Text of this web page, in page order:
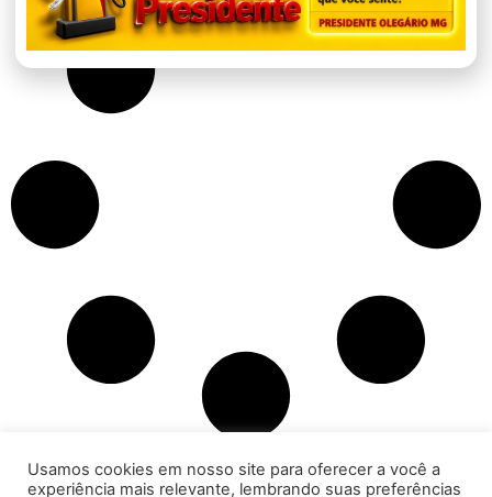
Usamos cookies em nosso site para oferecer a você a
experiência mais relevante, lembrando suas preferências